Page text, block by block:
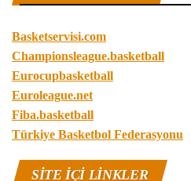
Basketservisi.com
Championsleague.basketball
Eurocupbasketball
Euroleague.net
Fiba.basketball
Türkiye Basketbol Federasyonu
SITE IÇI LINKLER